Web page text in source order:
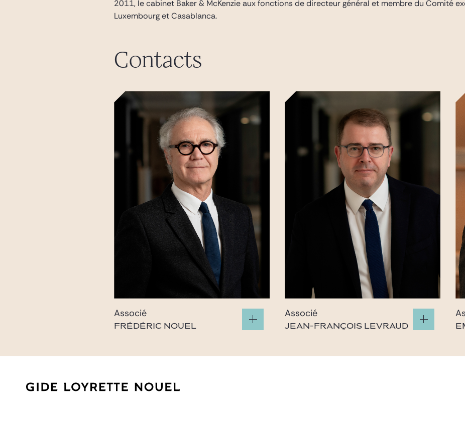
2011, le cabinet Baker & McKenzie aux fonctions de directeur général et membre du Comité
Luxembourg et Casablanca.
Contacts
Associé
FRÉDÉRIC NOUEL
Associé
JEAN-FRANÇOIS LEVRAUD